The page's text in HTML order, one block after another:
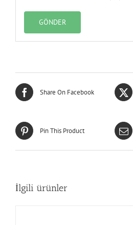
Share On Facebook
Pin This Product
İlgili ürünler